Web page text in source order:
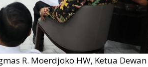
R. Moerdjoko HW, Ketua Dewan